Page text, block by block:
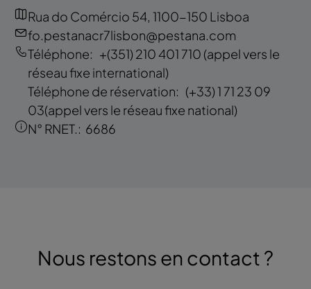
Rua do Comércio 54, 1100-150 Lisboa
fo.pestanacr7lisbon@pestana.com
Téléphone: +(351) 210 401 710 (appel vers le
réseau fixe international)
Téléphone de réservation: (+33) 1 71 23 09
03(appel vers le réseau fixe national)
N° RNET.: 6686
Nous restons en contact ?